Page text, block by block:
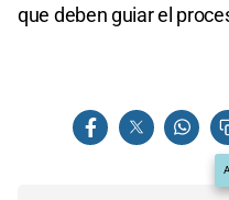
que deben guiar el